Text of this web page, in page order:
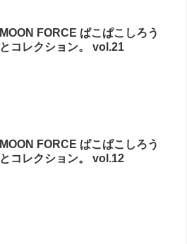
MOON FORCE ぱこぱこしろう
とコレクション。 vol.21
MOON FORCE ぱこぱこしろう
とコレクション。 vol.12